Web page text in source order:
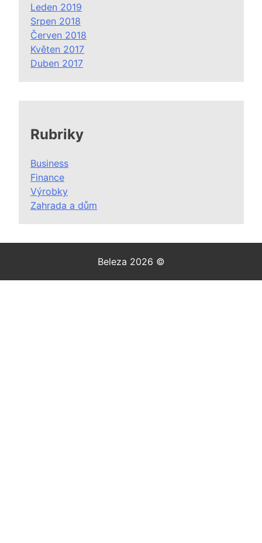
Leden 2019
Srpen 2018
Červen 2018
Květen 2017
Duben 2017
Rubriky
Business
Finance
Výrobky
Zahrada a dům
Beleza 2026 ©